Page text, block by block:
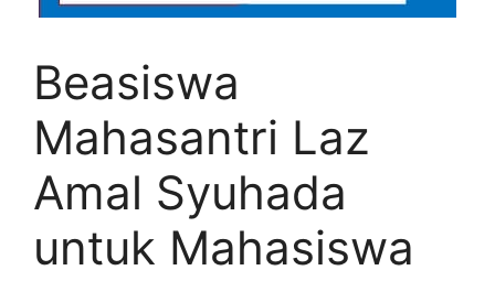
Beasiswa
Mahasantri Laz
Amal Syuhada
untuk Mahasiswa